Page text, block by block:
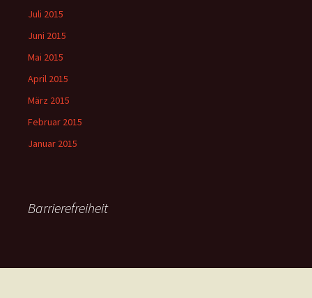
Juli 2015
Juni 2015
Mai 2015
April 2015
März 2015
Februar 2015
Januar 2015
Barrierefreiheit